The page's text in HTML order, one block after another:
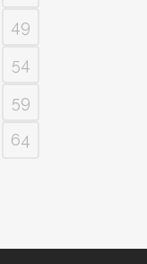
49
54
59
64